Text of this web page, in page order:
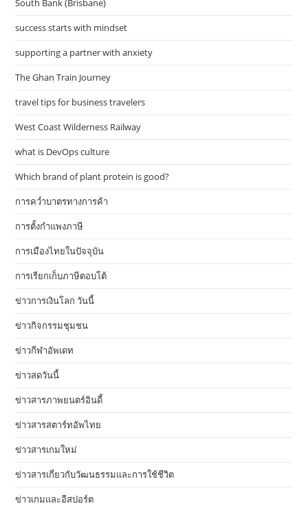
South Bank (Brisbane)
success starts with mindset
supporting a partner with anxiety
The Ghan Train Journey
travel tips for business travelers
West Coast Wilderness Railway
what is DevOps culture
Which brand of plant protein is good?
การคว่ำบาตรทางการค้า
การตั้งกำแพงภาษี
การเมืองไทยในปัจจุบัน
การเรียกเก็บภาษีตอบโต้
ข่าวการเงินโลก วันนี้
ข่าวกิจกรรมชุมชน
ข่าวกีฬาอัพเดท
ข่าวสดวันนี้
ข่าวสารภาพยนตร์อินดี้
ข่าวสารสตาร์ทอัพไทย
ข่าวสารเกมใหม่
ข่าวสารเกี่ยวกับวัฒนธรรมและการใช้ชีวิต
ข่าวเกมและอีสปอร์ต